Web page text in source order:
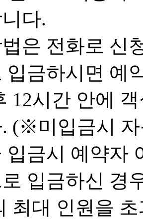
다.
은 전화로 신
입금하시면 예
12시간 안에
(※미입금시
입금시 예약자
입금하신 경
최대 인원을